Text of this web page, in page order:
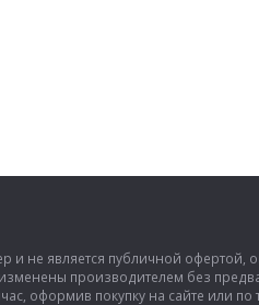
и не является публичной офертой,
производителем без
оформив покупку на сайте или по